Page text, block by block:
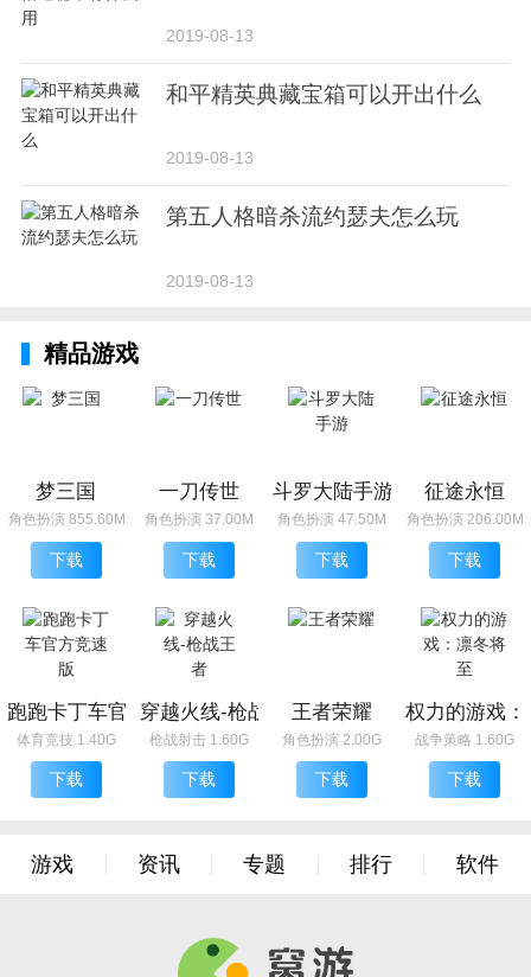
2019-08-13
和平精英典藏宝箱可以开出什么
2019-08-13
第五人格暗杀流约瑟夫怎么玩
2019-08-13
精品游戏
梦三国
角色扮演 855.60M
下载
一刀传世
角色扮演 37.00M
下载
斗罗大陆手游
角色扮演 47.50M
下载
征途永恒
角色扮演 206.00M
下载
跑跑卡丁车官方竞速版
体育竞技 1.40G
下载
穿越火线-枪战王者
枪战射击 1.60G
下载
王者荣耀
角色扮演 2.00G
下载
权力的游戏
战争策略 1.60G
下载
游戏 资讯 专题 排行 软件